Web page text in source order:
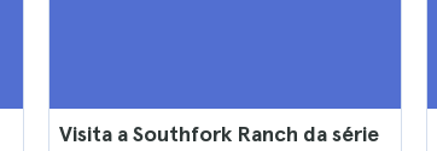
Visita a Southfork Ranch da série